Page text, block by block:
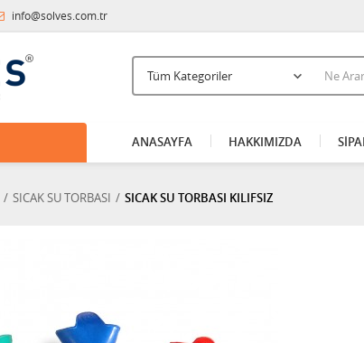
info@solves.com.tr
ANASAYFA HAKKIMIZDA
SICAK SU TORBASI SICAK SU TORBASI KILIFSIZ